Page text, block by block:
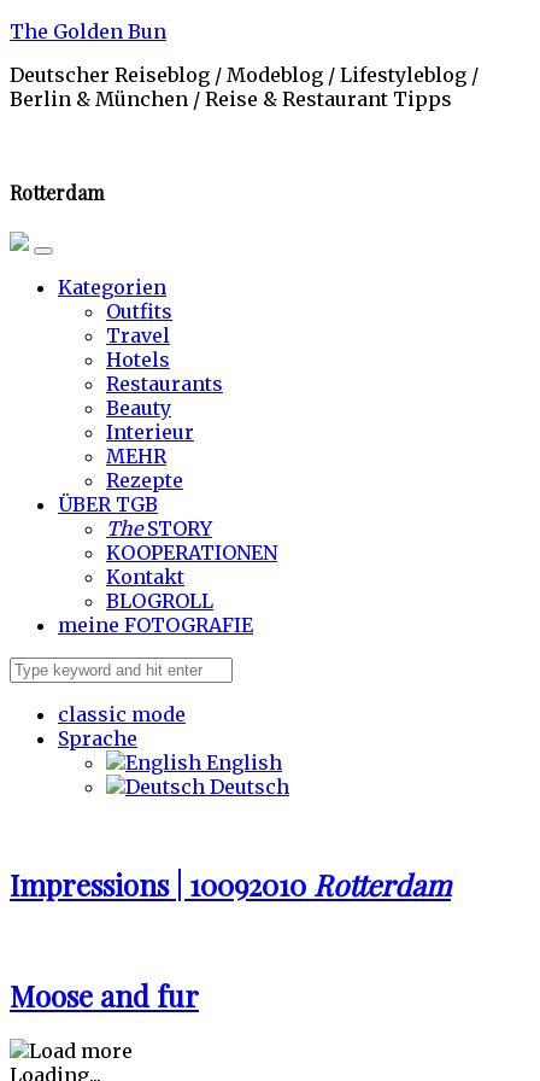
Skip
content
The Golden Bun
Deutscher Reiseblog / Modeblog / Lifestyleblog /
Berlin & München / Reise & Restaurant Tipps
Rotterdam
Kategorien
Outfits
Travel
Hotels
Restaurants
Beauty
Interieur
MEHR
Rezepte
ÜBER TGB
TheSTORY
KOOPERATIONEN
Kontakt
BLOGROLL
meine FOTOGRAFIE
classic mode
Sprache
English
Deutsch
Impressions | 10092010 Rotterdam
Moose and fur
Loading...